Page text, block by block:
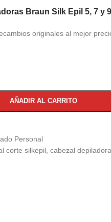
Braun Silk Epil 5, 7 y 9
originales al mejor
AÑADIR AL CARRITO
Personal
corte silkepil, cabezal